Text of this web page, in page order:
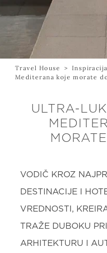
Travel House > Inspiracija
Mediterana koje morate
ULTRA-
VODIČ KROZ
DESTINACIJE I
VREDNOSTI,
TRAŽE DUBOKU
ARHITEKTURU I